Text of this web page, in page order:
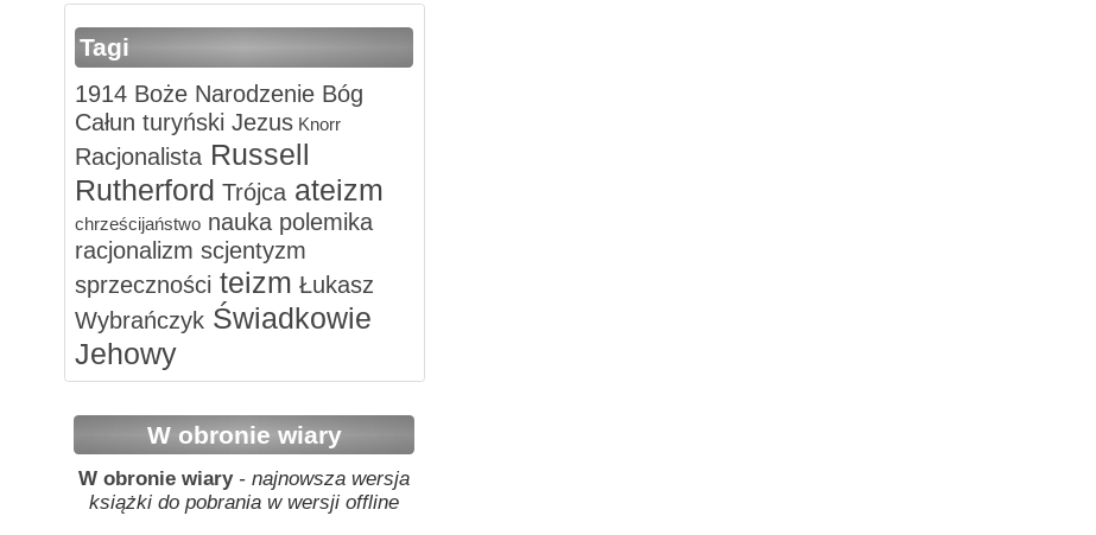
Tagi
1914 Boże Narodzenie Bóg
Całun turyński Jezus Knorr
Racjonalista Russell
Rutherford Trójca ateizm
chrześcijaństwo nauka polemika
racjonalizm scjentyzm
sprzeczności teizm Łukasz
Wybrańczyk Świadkowie
Jehowy
W obronie wiary
W obronie wiary- najnowsza wersja
książki do pobrania w wersji offline